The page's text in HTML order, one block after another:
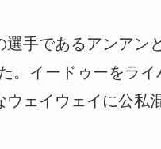
手であるアンアン
。イードゥーをラ
ェイウェイに公私